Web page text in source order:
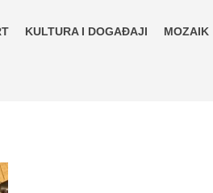
KULTURA I DOGAĐAJI MOZAIK